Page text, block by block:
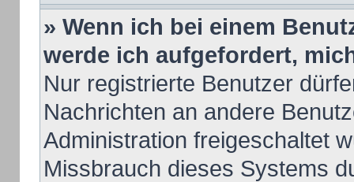
» Wenn ich bei einem
werde ich aufgefordert,
Nur registrierte Benutzer
Nachrichten an andere
Administration freigeschaltet
Missbrauch dieses Systems